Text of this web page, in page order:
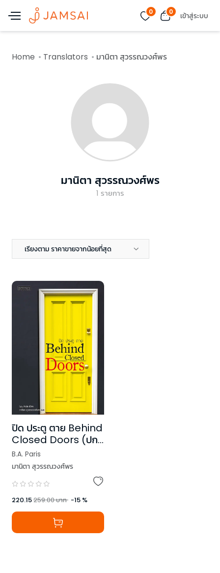
0 0 เข้าสู่ระบบ
Home Translators มานิตา สุวรรณวงศ์พร
มานิตา สุวรรณวงศ์พร
1 รายการ
เรียงตาม ราคาขายจากน้อยที่สุด
ปิด ประตู ตาย Behind
Closed Doors (ปก
ใหม่)
B.A. Paris
มานิตา สุวรรณวงศ์พร
220.15259.00บาท -15 %